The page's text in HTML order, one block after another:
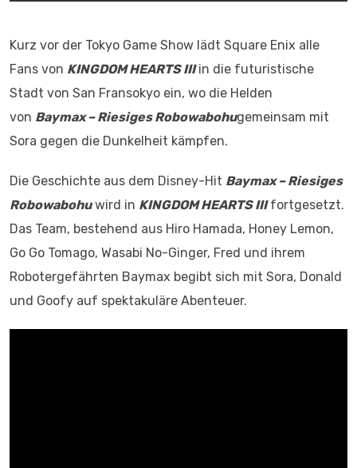
Kurz vor der Tokyo Game Show lädt Square Enix alle
Fans von KINGDOM HEARTS IIIin die futuristische
Stadt von San Fransokyo ein, wo die Helden
von Baymax – Riesiges Robowabohugemeinsam mit
Sora gegen die Dunkelheit kämpfen.
Die Geschichte aus dem Disney-Hit Baymax – Riesiges
Robowabohuwird in KINGDOM HEARTS IIIfortgesetzt.
Das Team, bestehend aus Hiro Hamada, Honey Lemon,
Go Go Tomago, Wasabi No-Ginger, Fred und ihrem
Robotergefährten Baymax begibt sich mit Sora, Donald
und Goofy auf spektakuläre Abenteuer.